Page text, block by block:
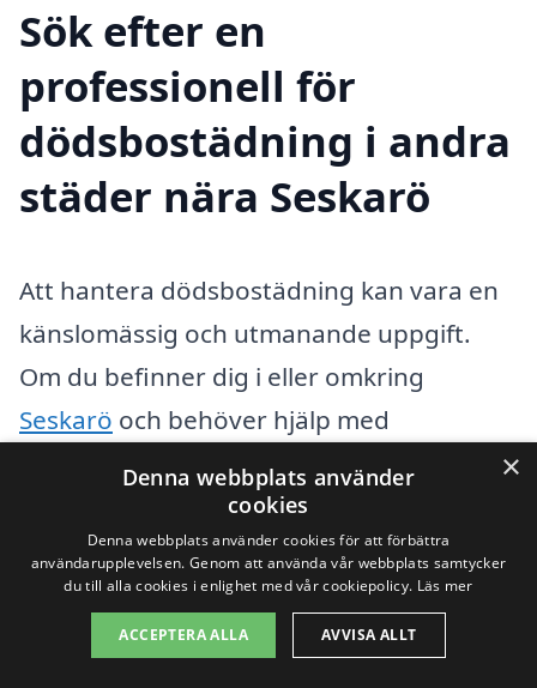
Sök efter en
professionell för
dödsbostädning i andra
städer nära Seskarö
Att hantera dödsbostädning kan vara en
känslomässig och utmanande uppgift.
Om du befinner dig i eller omkring
Seskarö och behöver hjälp med
dödsbostädning, finns det flera alternativ
att överväga i närliggande städer. Genom
att anlita ett professionellt städteam kan
du säkerställa att processen går smidigt
och respektfullt, vilket ofta är en
×
Denna webbplats använder
cookies
Denna webbplats använder cookies för att förbättra
användarupplevelsen. Genom att använda vår webbplats samtycker
du till alla cookies i enlighet med vår cookiepolicy. Läs mer
ACCEPTERA ALLA AVVISA ALLT